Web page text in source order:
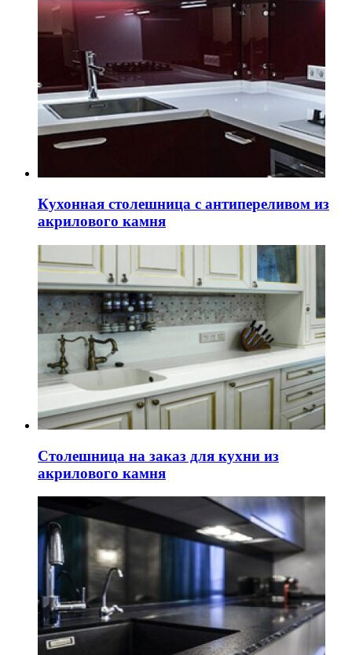
Кухонная столешница с антипереливом из
акрилового камня
Столешница на заказ для кухни из
акрилового камня